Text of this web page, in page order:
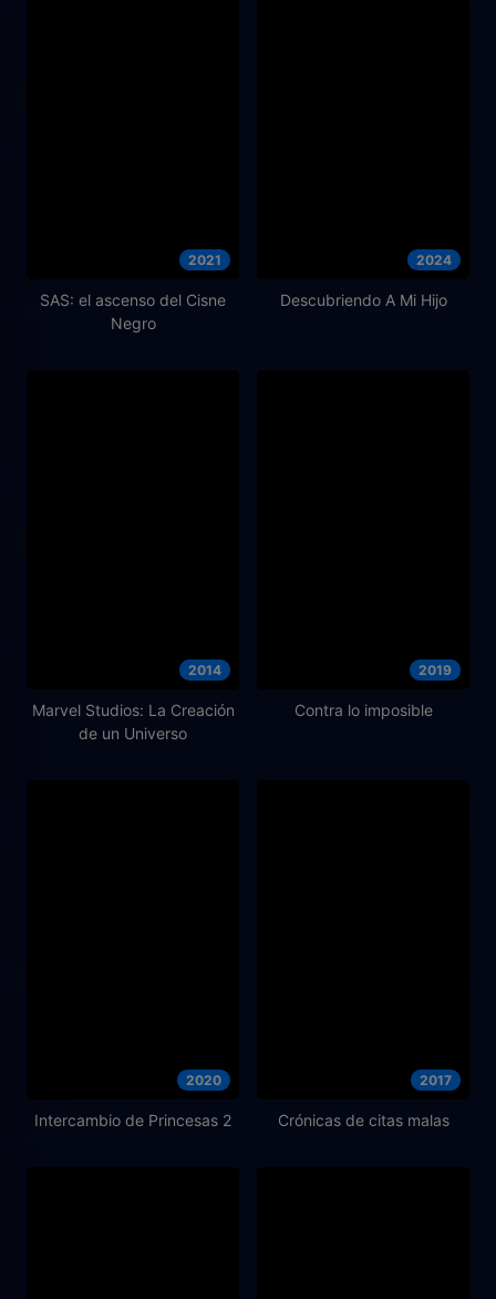
2021
SAS: el ascenso del Cisne
Negro
2024
Descubriendo A Mi Hijo
2014
Marvel Studios: La Creación
de un Universo
2019
Contra lo imposible
2020
Intercambio de Princesas 2
2017
Crónicas de citas malas